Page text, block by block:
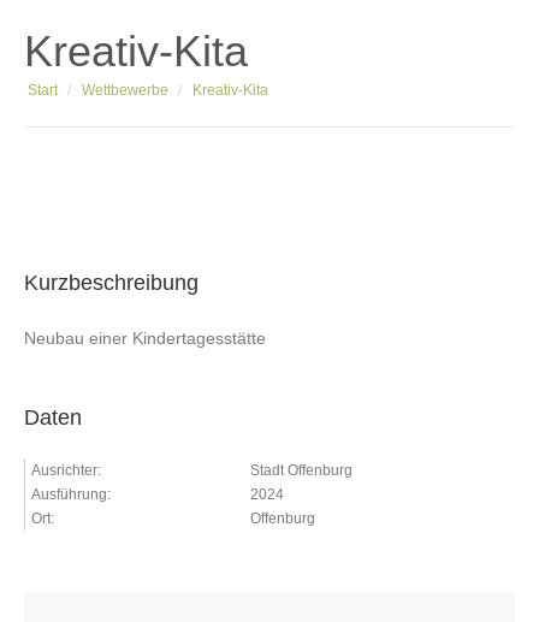
Kreativ-Kita
Sie befinden sich hier:
Start Wettbewerbe Kreativ-Kita
Kurzbeschreibung
Neubau einer Kindertagesstätte
Daten
Ausrichter:
Stadt Offenburg
Ausführung:
2024
Ort:
Offenburg